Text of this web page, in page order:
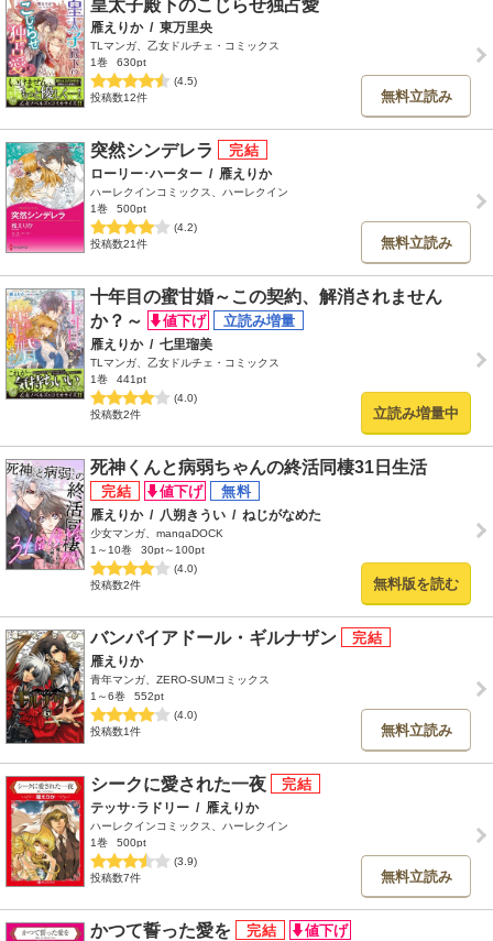
皇太子殿下のこじらせ独占愛
雁えりか / 東万里央
TLマンガ、乙女ドルチェ・コミックス
1巻
630pt
(4.5)
投稿数12件
無料立読み
突然シンデレラ
ローリー･ハーター / 雁えりか
ハーレクインコミックス、ハーレクイン
1巻
500pt
(4.2)
投稿数21件
無料立読み
十年目の蜜甘婚～この契約、解消されません
か？～
雁えりか / 七里瑠美
TLマンガ、乙女ドルチェ・コミックス
1巻
441pt
(4.0)
投稿数2件
立読み増量中
死神くんと病弱ちゃんの終活同棲31日生活
雁えりか / 八朔きうい / ねじがなめた
少女マンガ、mangaDOCK
1～10巻
30pt～100pt
(4.0)
投稿数2件
無料版を読む
バンパイアドール・ギルナザン
雁えりか
青年マンガ、ZERO-SUMコミックス
1～6巻
552pt
(4.0)
投稿数1件
無料立読み
シークに愛された一夜
テッサ･ラドリー / 雁えりか
ハーレクインコミックス、ハーレクイン
1巻
500pt
(3.9)
投稿数7件
無料立読み
かつて誓った愛を